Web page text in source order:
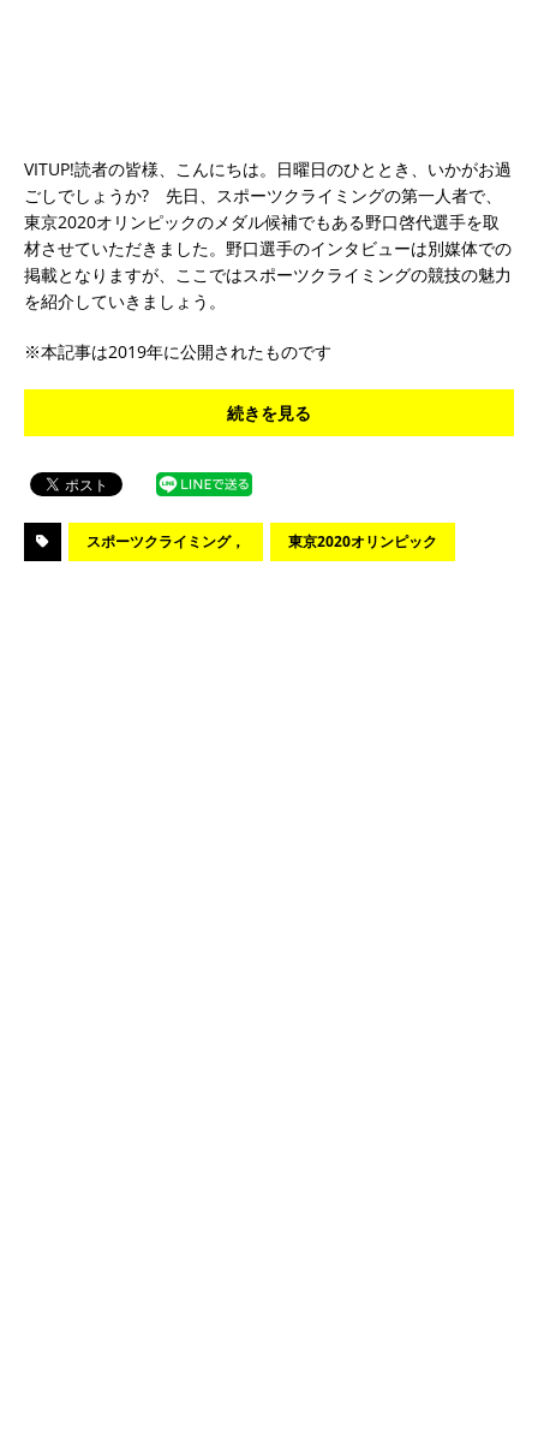
VITUP!読者の皆様、こんにちは。日曜日のひととき、いかがお過
ごしでしょうか? 先日、スポーツクライミングの第一人者で、
東京2020オリンピックのメダル候補でもある野口啓代選手を取
材させていただきました。野口選手のインタビューは別媒体での
掲載となりますが、ここではスポーツクライミングの競技の魅力
を紹介していきましょう。
※本記事は2019年に公開されたものです
続きを見る
スポーツクライミング， 東京2020オリンピック